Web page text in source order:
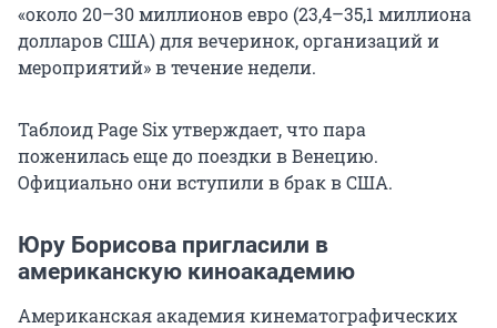
«около 20–30 миллионов евро (23,4–35,1 миллиона
долларов США) для вечеринок, организаций и
мероприятий» в течение недели.
Таблоид Page Six утверждает, что пара
поженилась еще до поездки в Венецию.
Официально они вступили в брак в США.
Юру Борисова пригласили в
американскую киноакадемию
Американская академия кинематографических